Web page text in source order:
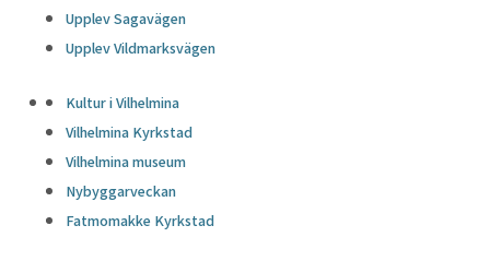
Upplev Sagavägen
Upplev Vildmarksvägen
Kultur i Vilhelmina
Vilhelmina Kyrkstad
Vilhelmina museum
Nybyggarveckan
Fatmomakke Kyrkstad